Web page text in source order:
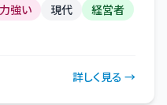
力強い 現代
経営者
詳しく見る →